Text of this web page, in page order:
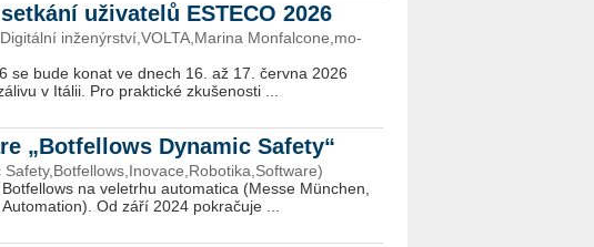
uživatelů ESTECO 2026
inženýrství,VOLTA,Ma­ri­na Mon­fal­co­ne,mo­
se bude konat ve dnech 16. až 17. červ­na 2026
v Itá­lii. Pro prak­tic­ké zku­še­nos­ti ...
„Botfellows Dynamic Safety“
na ve­letr­hu au­to­ma­ti­ca (Messe München,
Od září 2024 po­kra­ču­je ...